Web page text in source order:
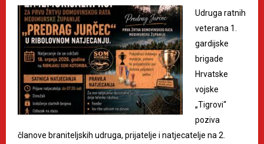
Udruga ratnih
veterana 1.
gardijske
brigade
Hrvatske
vojske
„Tigrovi“
poziva
članove braniteljskih udruga, prijatelje i natjecatelje na 2.